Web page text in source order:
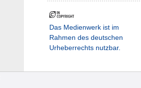
Das Medienwerk ist im
Rahmen des deutschen
Urheberrechts nutzbar.